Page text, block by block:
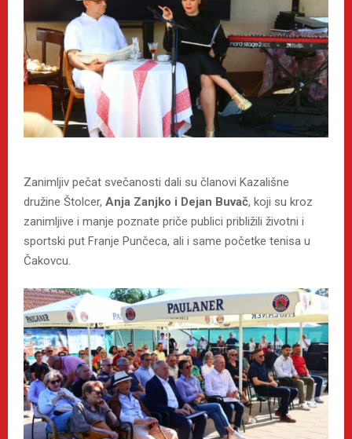
Zanimljiv pečat svečanosti dali su članovi Kazališne
družine Štolcer, Anja Zanjko i Dejan Buvač, koji su kroz
zanimljive i manje poznate priče publici približili životni i
sportski put Franje Punčeca, ali i same početke tenisa u
Čakovcu.